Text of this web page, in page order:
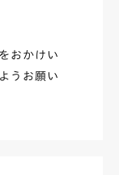
おかけい
うお願い